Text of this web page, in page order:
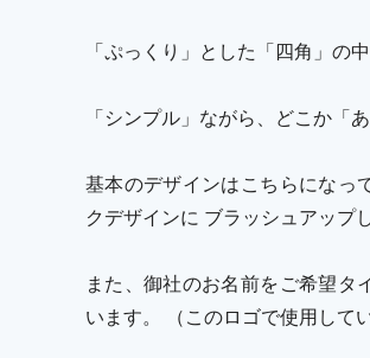
「ぷっくり」とした「四角」の
「シンプル」ながら、どこか「
基本のデザインはこちらになっ
クデザインに ブラッシュアップ
また、御社のお名前をご希望
います。 （このロゴで使用して